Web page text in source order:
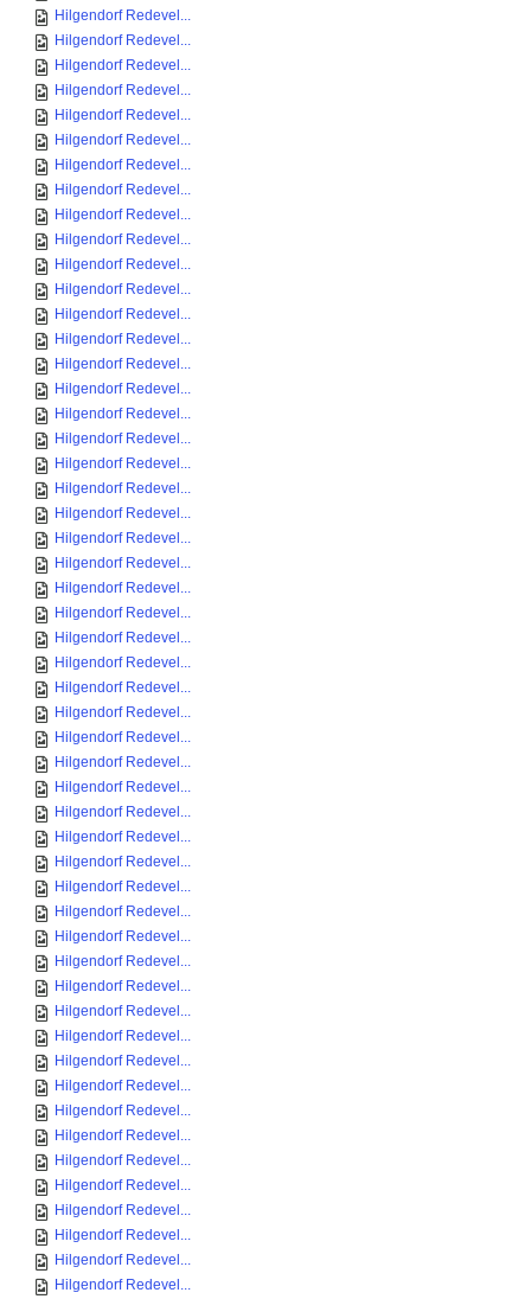
Hilgendorf Redevel...
Hilgendorf Redevel...
Hilgendorf Redevel...
Hilgendorf Redevel...
Hilgendorf Redevel...
Hilgendorf Redevel...
Hilgendorf Redevel...
Hilgendorf Redevel...
Hilgendorf Redevel...
Hilgendorf Redevel...
Hilgendorf Redevel...
Hilgendorf Redevel...
Hilgendorf Redevel...
Hilgendorf Redevel...
Hilgendorf Redevel...
Hilgendorf Redevel...
Hilgendorf Redevel...
Hilgendorf Redevel...
Hilgendorf Redevel...
Hilgendorf Redevel...
Hilgendorf Redevel...
Hilgendorf Redevel...
Hilgendorf Redevel...
Hilgendorf Redevel...
Hilgendorf Redevel...
Hilgendorf Redevel...
Hilgendorf Redevel...
Hilgendorf Redevel...
Hilgendorf Redevel...
Hilgendorf Redevel...
Hilgendorf Redevel...
Hilgendorf Redevel...
Hilgendorf Redevel...
Hilgendorf Redevel...
Hilgendorf Redevel...
Hilgendorf Redevel...
Hilgendorf Redevel...
Hilgendorf Redevel...
Hilgendorf Redevel...
Hilgendorf Redevel...
Hilgendorf Redevel...
Hilgendorf Redevel...
Hilgendorf Redevel...
Hilgendorf Redevel...
Hilgendorf Redevel...
Hilgendorf Redevel...
Hilgendorf Redevel...
Hilgendorf Redevel...
Hilgendorf Redevel...
Hilgendorf Redevel...
Hilgendorf Redevel...
Hilgendorf Redevel...